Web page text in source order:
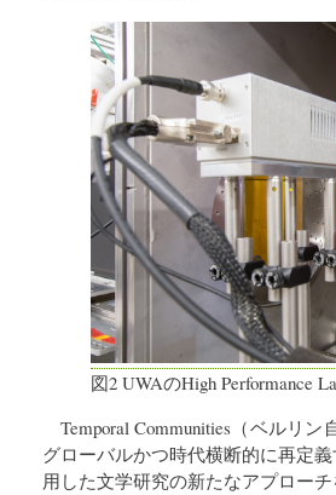
図2 UWAのHigh Performance
Temporal Communities（ベルリ
グローバルかつ時代横断的に再定
用した文学研究の新たなアプロー